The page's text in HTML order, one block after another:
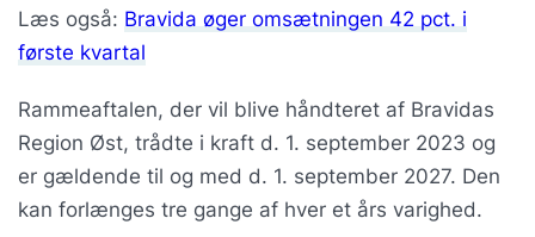
Læs også: Bravida øger omsætningen 42 pct. i
første kvartal
Rammeaftalen, der vil blive håndteret af Bravidas
Region Øst, trådte i kraft d. 1. september 2023 og
er gældende til og med d. 1. september 2027. Den
kan forlænges tre gange af hver et års varighed.